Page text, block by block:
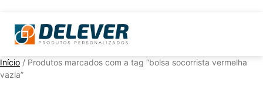
Início / Produtos marcados com a tag “bolsa socorrista vermelha
vazia”